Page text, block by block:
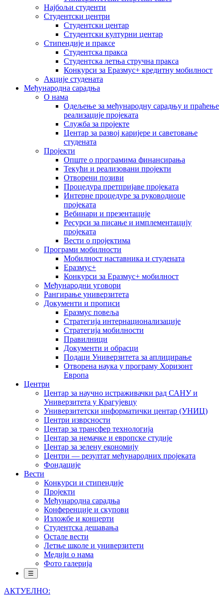
Најбољи студенти
Студентски центри
Студентски центар
Студентски културни центар
Стипендије и праксе
Студентска пракса
Студентска летња стручна пракса
Конкурси за Еразмус+ кредитну мобилност
Акције студената
Међународна сарадња
О нама
Одељење за међународну сарадњу и праћење
реализације пројеката
Служба за пројекте
Центар за развој каријере и саветовање
студената
Пројекти
Опште о програмима финансирања
Текући и реализовани пројекти
Отворени позиви
Процедура претпријаве пројеката
Интерне процедуре за руководиоце
пројеката
Вебинари и презентације
Ресурси за писање и имплементацију
пројеката
Вести о пројектима
Програми мобилности
Мобилност наставника и студената
Еразмус+
Конкурси за Еразмус+ мобилност
Међународни уговори
Рангирање универзитета
Документи и прописи
Еразмус повеља
Стратегија интернационализације
Стратегија мобилности
Правилници
Документи и обрасци
Подаци Универзитета за аплицирање
Отворена наука у програму Хоризонт
Европа
Центри
Центар за научно истраживачки рад САНУ и
Универзитета у Крагујевцу
Универзитетски информатички центар (УНИЦ)
Центри изврсности
Центар за трансфер технологија
Центар за немачке и европске студије
Центар за зелену економију
Центри — резултат међународних пројеката
Фондације
Вести
Конкурси и стипендије
Пројекти
Међународна сарадња
Конференције и скупови
Изложбе и концерти
Студентска дешавања
Остале вести
Летње школе и универзитети
Медији о нама
Фото галерија
☰
АКТУЕЛНО: